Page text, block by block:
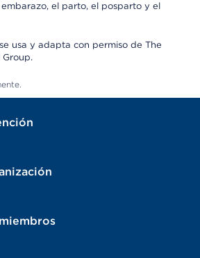
el parto, el posparto y el
usa y adapta con permiso de The
Group.